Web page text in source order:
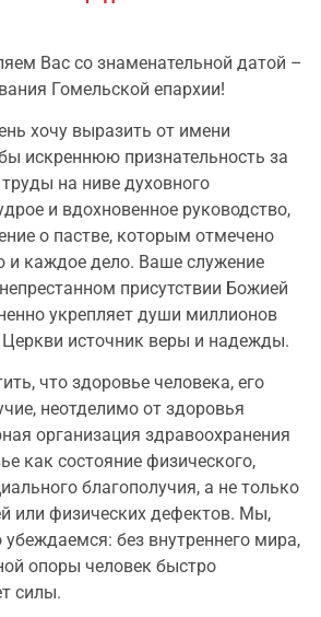
Вас со знаменательной датой –
Гомельской епархии!
хочу выразить от имени
искреннюю признательность за
на ниве духовного
и вдохновенное руководство,
о пастве, которым отмечено
и каждое дело. Ваше служение
присутствии Божией
укрепляет души миллионов
источник веры и надежды.
что здоровье человека, его
неотделимо от здоровья
организация здравоохранения
как состояние физического,
благополучия, а не только
или физических дефектов. Мы,
без внутреннего мира,
опоры человек быстро
силы.